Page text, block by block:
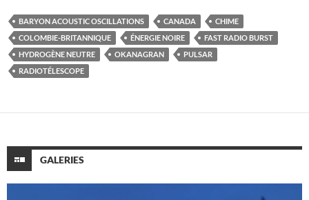
BARYON ACOUSTIC OSCILLATIONS CANADA
CHIME
COLOMBIE-BRITANNIQUE
ÉNERGIE NOIRE
FAST RADIO BURST
HYDROGÈNE NEUTRE
OKANAGRAN
PULSAR
RADIOTÉLESCOPE
GALERIES